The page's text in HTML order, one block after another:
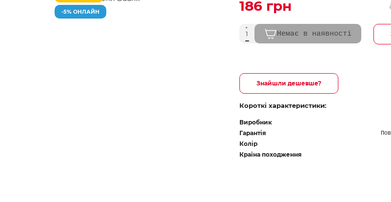
-5% ОНЛАЙН 186 грн
Немає в наявності
Знайшли дешевше?
Короткі характеристики:
Виробник
Гарантія
Колір
Країна походження